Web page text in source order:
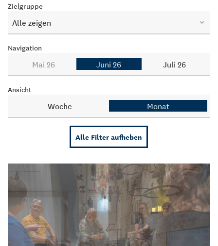
Zielgruppe
Alle zeigen
Navigation
Mai 26 Juni 26 Juli 26
Ansicht
Woche Monat
Alle Filter aufheben